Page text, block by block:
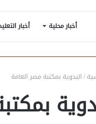
أخبار محلية أخبار
/اليدوية بمكتبة مصر العامة